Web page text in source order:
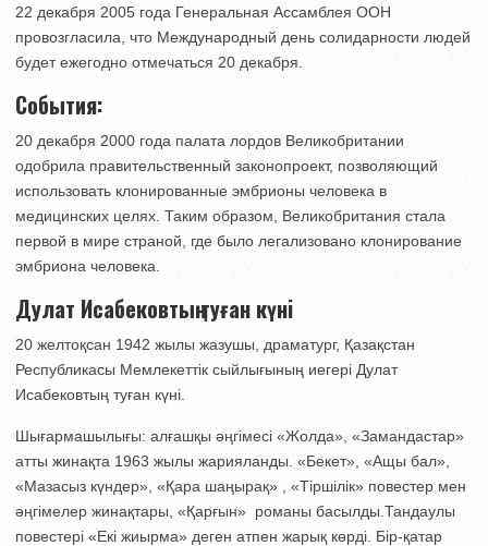
22 декабря 2005 года Генеральная Ассамблея ООН
провозгласила, что Международный день солидарности людей
будет ежегодно отмечаться 20 декабря.
События:
20 декабря 2000 года палата лордов Великобритании
одобрила правительственный законопроект, позволяющий
использовать клонированные эмбрионы человека в
медицинских целях. Таким образом, Великобритания стала
первой в мире страной, где было легализовано клонирование
эмбриона человека.
Дулат Исабековтың туған күні
20 желтоқсан 1942 жылы жазушы, драматург, Қазақстан
Республикасы Мемлекеттік сыйлығының иегері Дулат
Исабековтың туған күні.
Шығармашылығы: алғашқы әңгімесі «Жолда», «Замандастар»
атты жинақта 1963 жылы жарияланды. «Бекет», «Ащы бал»,
«Мазасыз күндер», «Қара шаңырақ» , «Тіршілік» повестер мен
әңгімелер жинақтары, «Қарғын» романы басылды.Тандаулы
повестері «Екі жиырма» деген атпен жарық көрді. Бір-қатар